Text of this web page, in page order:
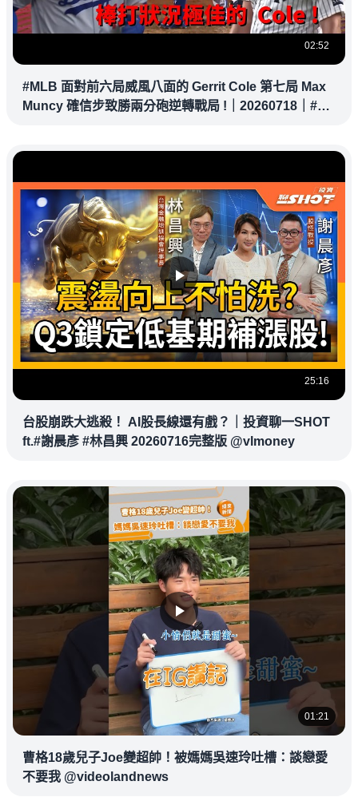
02:52
#MLB 面對前六局威風八面的 Gerrit Cole 第七局 Max
Muncy 確信步致勝兩分砲逆轉戰局 !｜20260718｜#洛
25:16
台股崩跌大逃殺！ AI股長線還有戲？｜投資聊一SHOT
ft.#謝晨彥 #林昌興 20260716完整版 @vlmoney
01:21
曹格18歲兒子Joe變超帥！被媽媽吳速玲吐槽：談戀愛
不要我 @videolandnews